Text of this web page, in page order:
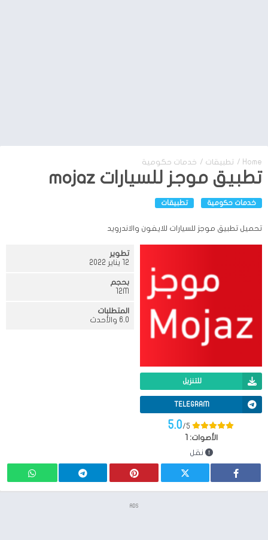
Home
/ تطبيقات / خدمات حكومية
تطبيق موجز للسيارات mojaz
خدمات حكومية تطبيقات
تحميل تطبيق موجز للسيارات للايفون والاندرويد
للتنزيل
TELEGRAM
5.0/5
الأصوات:
نقل
تطوير
12 يناير 2022
بحجم
12M
المتطلبات
6.0 والأحدث
ADS